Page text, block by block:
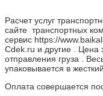
Расчет услуг
сайте транспортных
сервис https://
Cdek.ru и другие . Цена
отправления груза .
упаковывается в
Оплата совершается